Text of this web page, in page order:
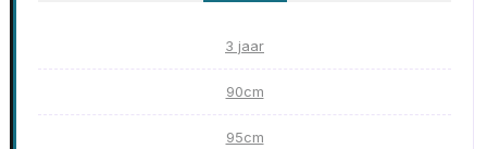
3 jaar
90cm
95cm